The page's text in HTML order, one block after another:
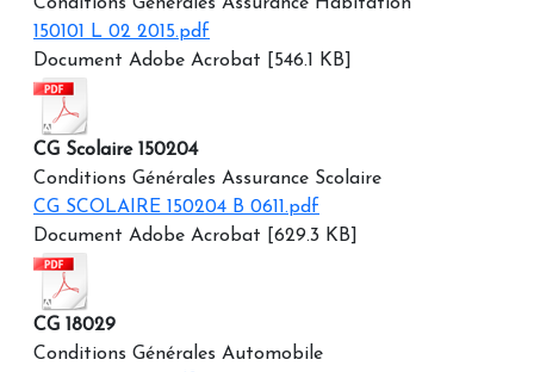
150101 L 02 2015.pdf
Document Adobe Acrobat [546.1 KB]
CG Scolaire 150204
Conditions Générales Assurance Scolaire
CG SCOLAIRE 150204 B 0611.pdf
Document Adobe Acrobat [629.3 KB]
CG 18029
Conditions Générales Automobile